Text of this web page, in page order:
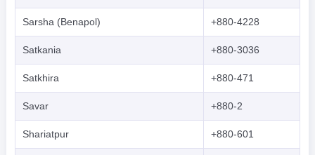
Sarsha (Benapol) +880-4228
Satkania +880-3036
Satkhira +880-471
Savar +880-2
Shariatpur +880-601